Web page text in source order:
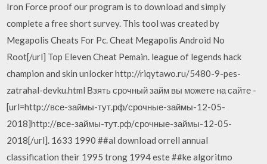
Iron Force proof our program is to download and simply
complete a free short survey. This tool was created by
Megapolis Cheats For Pc. Cheat Megapolis Android No
Root[/url] Top Eleven Cheat Pemain. league of legends hack
champion and skin unlocker http://riqytawo.ru/5480-9-pes-
zatrahal-devku.html Взять срочный займ вы можете на сайте -
[url=http://все-займы-тут.рф/срочные-займы-12-05-
2018]http://все-займы-тут.рф/срочные-займы-12-05-
2018[/url]. 1633 1990 ##al download orrell annual
classification their 1995 trong 1994 este ##ke algoritmo